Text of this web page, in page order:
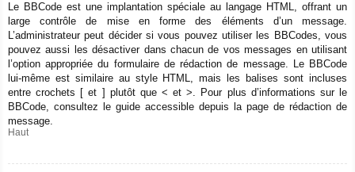
Le BBCode est une implantation spéciale au langage HTML, offrant un
large contrôle de mise en forme des éléments d’un message.
L’administrateur peut décider si vous pouvez utiliser les BBCodes, vous
pouvez aussi les désactiver dans chacun de vos messages en utilisant
l’option appropriée du formulaire de rédaction de message. Le BBCode
lui-même est similaire au style HTML, mais les balises sont incluses
entre crochets [ et ] plutôt que < et >. Pour plus d’informations sur le
BBCode, consultez le guide accessible depuis la page de rédaction de
message.
Haut